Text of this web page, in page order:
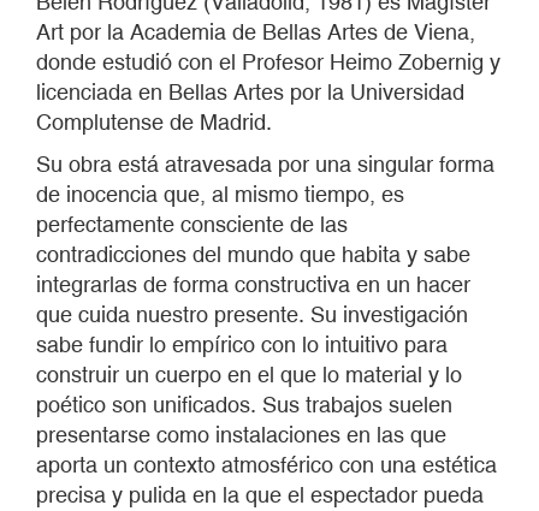
Art por la Academia de Bellas Artes de Viena,
donde estudió con el Profesor Heimo Zobernig y
licenciada en Bellas Artes por la Universidad
Complutense de Madrid.
Su obra está atravesada por una singular forma
de inocencia que, al mismo tiempo, es
perfectamente consciente de las
contradicciones del mundo que habita y sabe
integrarlas de forma constructiva en un hacer
que cuida nuestro presente. Su investigación
sabe fundir lo empírico con lo intuitivo para
construir un cuerpo en el que lo material y lo
poético son unificados. Sus trabajos suelen
presentarse como instalaciones en las que
aporta un contexto atmosférico con una estética
precisa y pulida en la que el espectador pueda